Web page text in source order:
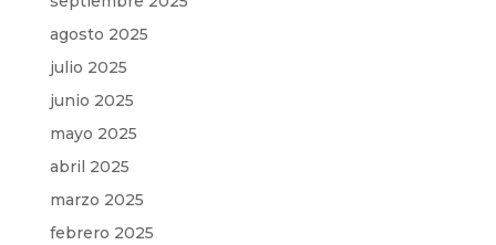
agosto 2025
julio 2025
junio 2025
mayo 2025
abril 2025
marzo 2025
febrero 2025